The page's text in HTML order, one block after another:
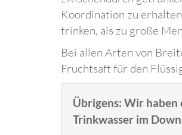
Koordination zu
trinken, als zu große
Bei allen Arten von
Fruchtsaft für den
Übrigens: Wir haben
Trinkwasser im